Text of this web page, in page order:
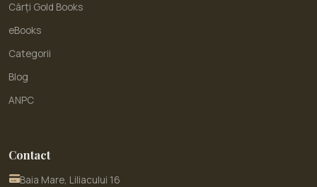
Cărți Gold Books
eBooks
Categorii
Blog
ANPC
Contact
Baia Mare, Liliacului 16